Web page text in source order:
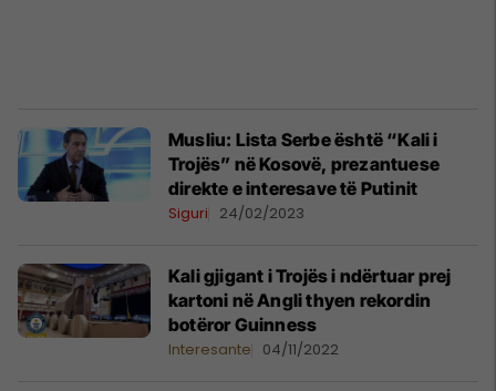
Musliu: Lista Serbe është “Kali i
Trojës” në Kosovë, prezantuese
direkte e interesave të Putinit
Siguri 24/02/2023
Kali gjigant i Trojës i ndërtuar prej
kartoni në Angli thyen rekordin
botëror Guinness
Interesante 04/11/2022